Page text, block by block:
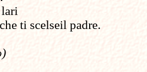
ti scelseil padre.